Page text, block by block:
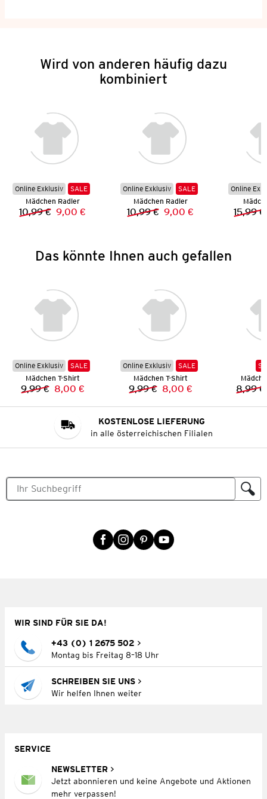
Wird von anderen häufig dazu
kombiniert
Online Exklusiv
SALE
Mädchen Radler
Vorheriger Preis:
10,99 € Neuer Preis:
9,00 €
Online Exklusiv
SALE
Mädchen Radler
Vorheriger Preis:
10,99 € Neuer Preis:
9,00 €
Online
15,99 €
Das könnte Ihnen auch gefallen
Online Exklusiv
SALE
Mädchen T-Shirt
Vorheriger Preis:
9,99 € Neuer Preis:
8,00 €
Online Exklusiv
SALE
Mädchen T-Shirt
Vorheriger Preis:
9,99 € Neuer Preis:
8,00 € 8,99 €
KOSTENLOSE LIEFERUNG
in alle österreichischen Filialen
WIR SIND FÜR SIE DA!
+43 (0) 1 2675 502
Montag bis Freitag 8–18 Uhr
SCHREIBEN SIE UNS
Wir helfen Ihnen weiter
SERVICE
NEWSLETTER
Jetzt abonnieren und keine Angebote und Aktionen
mehr verpassen!